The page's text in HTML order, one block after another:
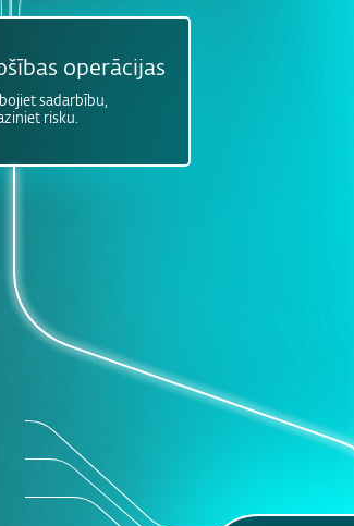
operācijas
sadarbību,
risku.